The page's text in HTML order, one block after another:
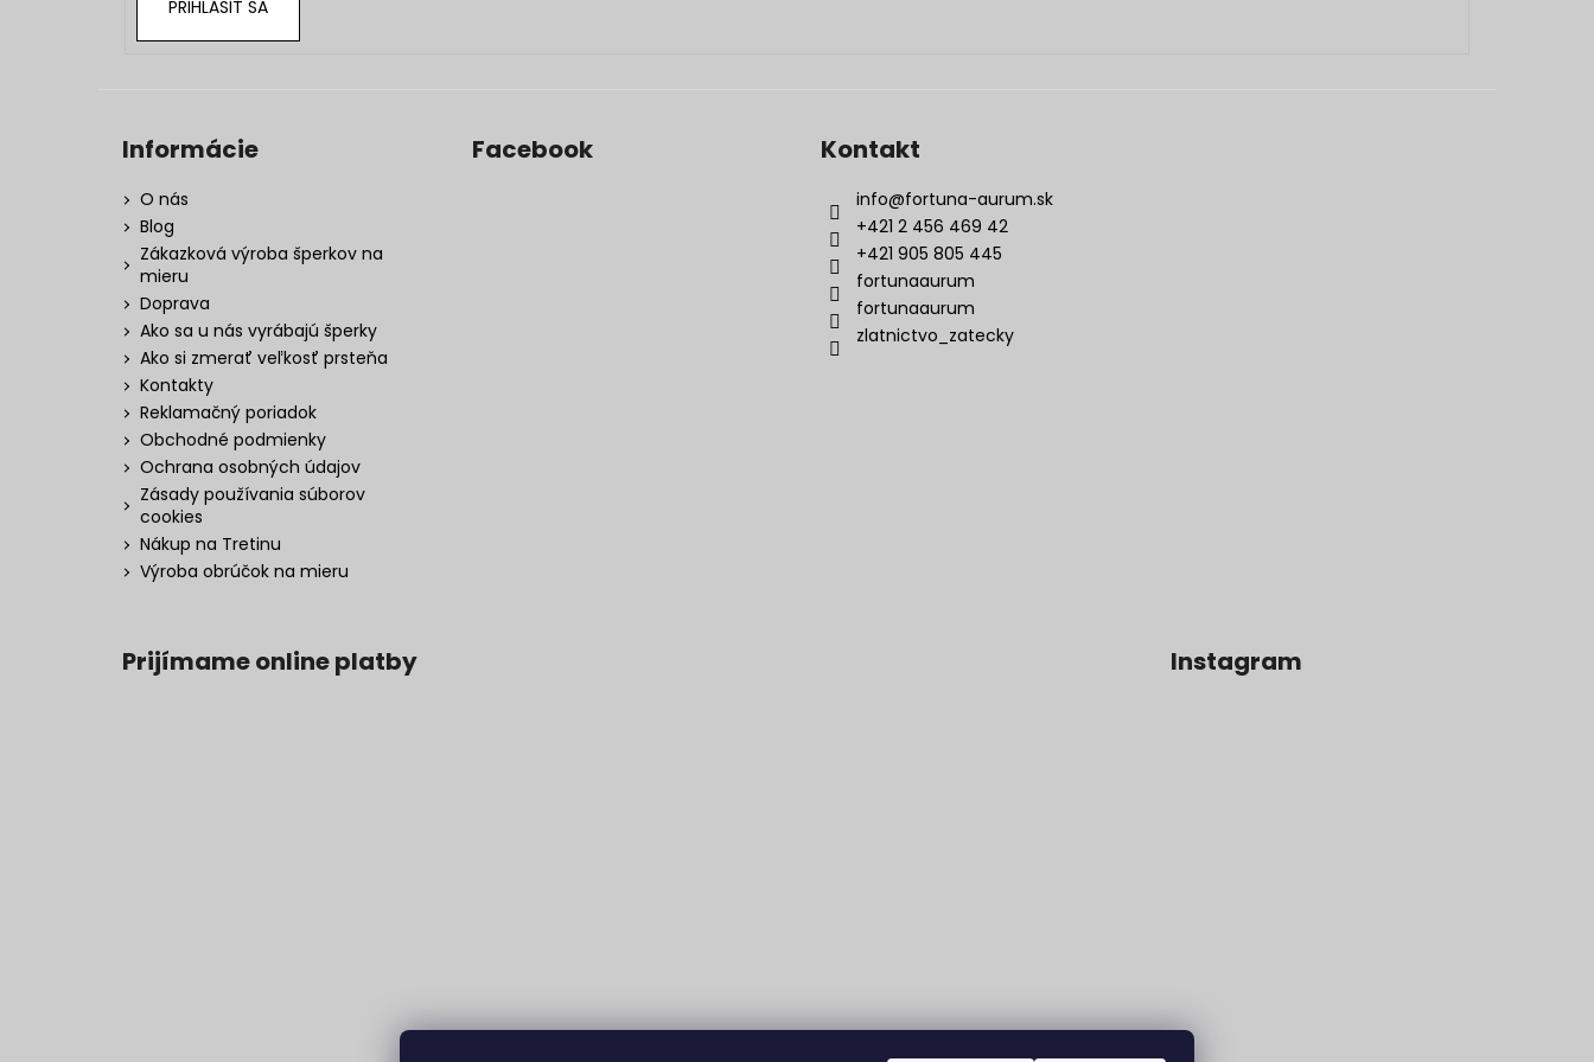
PRIHLÁSIŤ SA
Informácie
O nás
Blog
Zákazková výroba šperkov na
mieru
Doprava
Ako sa u nás vyrábajú šperky
Ako si zmerať veľkosť prsteňa
Kontakty
Reklamačný poriadok
Obchodné podmienky
Ochrana osobných údajov
Zásady používania súborov
cookies
Nákup na Tretinu
Výroba obrúčok na mieru
Facebook Kontakt
info@fortuna-aurum.sk
+421 2 456 469 42
+421 905 805 445
fortunaaurum
fortunaaurum
zlatnictvo_zatecky
Prijímame online platby Instagram